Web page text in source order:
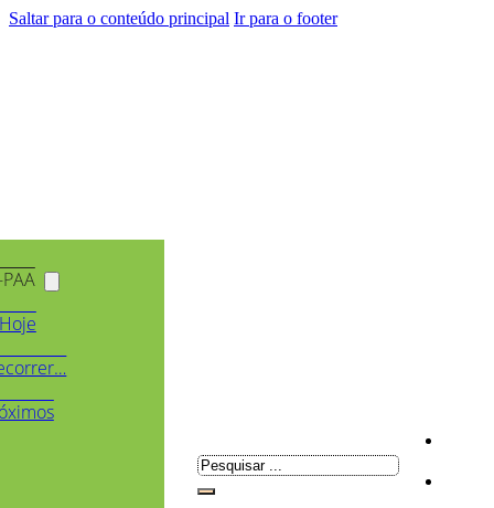
Saltar para o conteúdo principal Ir para o footer
Pesquisar